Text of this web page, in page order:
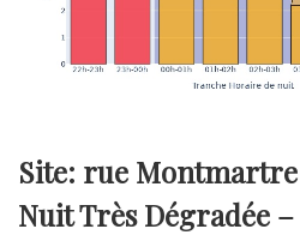
Site: rue
Nuit Très Dégradée –